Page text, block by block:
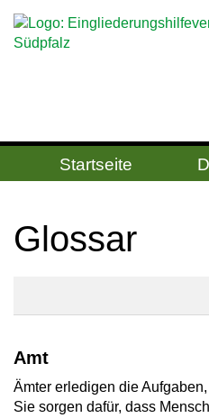
Startseite
Glos­sar
Amt
Ämter erledigen die
Sie sorgen dafür, dass